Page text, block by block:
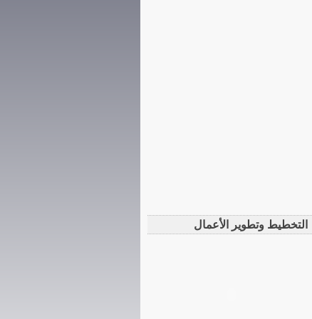
التخطيط وتطوير الأعمال